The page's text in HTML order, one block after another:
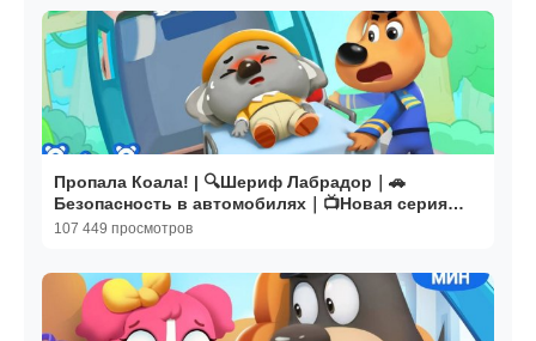
Пропала Коала! | 🔍Шериф Лабрадор｜🚗
Безопасность в автомобилях｜📺Новая серия
мультиков｜BabyBus
107 449 просмотров